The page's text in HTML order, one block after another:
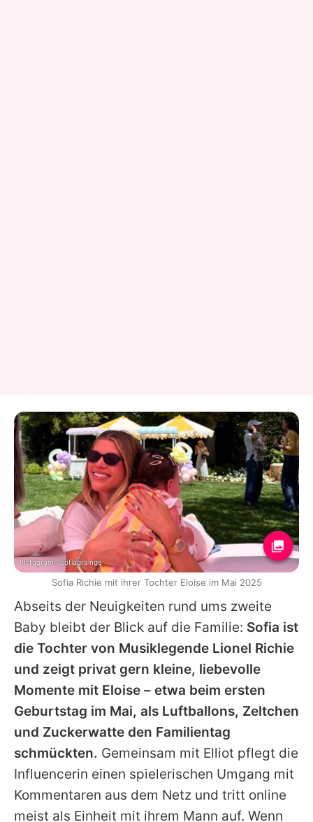
Abseits der Neuigkeiten rund ums zweite
Baby bleibt der Blick auf die Familie: Sofia ist
die Tochter von Musiklegende Lionel Richie
und zeigt privat gern kleine, liebevolle
Momente mit Eloise – etwa beim ersten
Geburtstag im Mai, als Luftballons, Zeltchen
und Zuckerwatte den Familientag
schmückten. Gemeinsam mit Elliot pflegt die
Influencerin einen spielerischen Umgang mit
Kommentaren aus dem Netz und tritt online
meist als Einheit mit ihrem Mann auf. Wenn
Instagram / sofiagrainge
Sofia Richie mit ihrer Tochter Eloise im Mai 2025